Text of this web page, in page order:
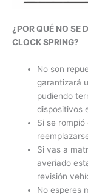
¿POR QUÉ NO SE
CLOCK SPRING?
No son
garantizará
pudiendo
dispositivos
Si se
Si vas a
averiado
revisión
No esperes